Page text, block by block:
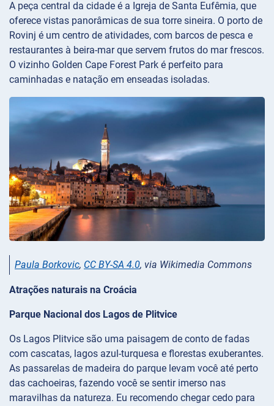
A peça central da cidade é a Igreja de Santa Eufêmia, que
oferece vistas panorâmicas de sua torre sineira. O porto de
Rovinj é um centro de atividades, com barcos de pesca e
restaurantes à beira-mar que servem frutos do mar frescos.
O vizinho Golden Cape Forest Park é perfeito para
caminhadas e natação em enseadas isoladas.
Paula Borkovic, CC BY-SA 4.0, via Wikimedia Commons
Atrações naturais na Croácia
Parque Nacional dos Lagos de Plitvice
Os Lagos Plitvice são uma paisagem de conto de fadas
com cascatas, lagos azul-turquesa e florestas exuberantes.
As passarelas de madeira do parque levam você até perto
das cachoeiras, fazendo você se sentir imerso nas
maravilhas da natureza. Eu recomendo chegar cedo para